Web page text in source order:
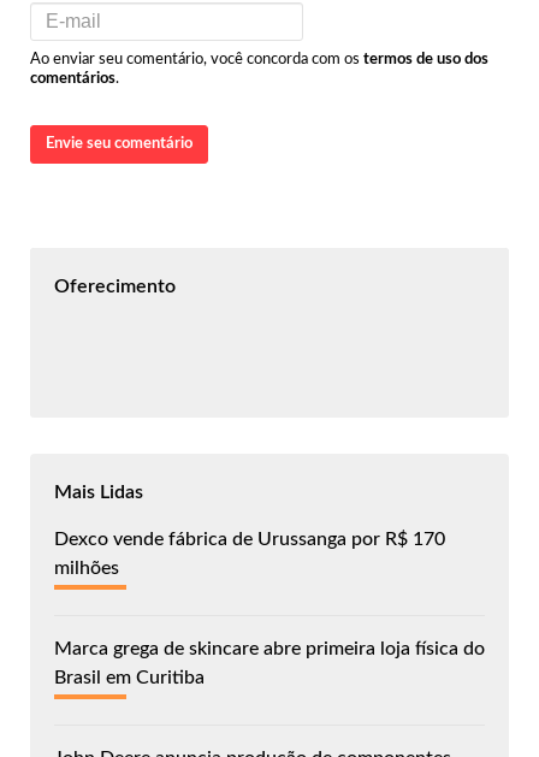
Ao enviar seu comentário, você concorda com os termos de uso dos
comentários.
Envie seu comentário
Oferecimento
Mais Lidas
Dexco vende fábrica de Urussanga por R$ 170
milhões
Marca grega de skincare abre primeira loja física do
Brasil em Curitiba